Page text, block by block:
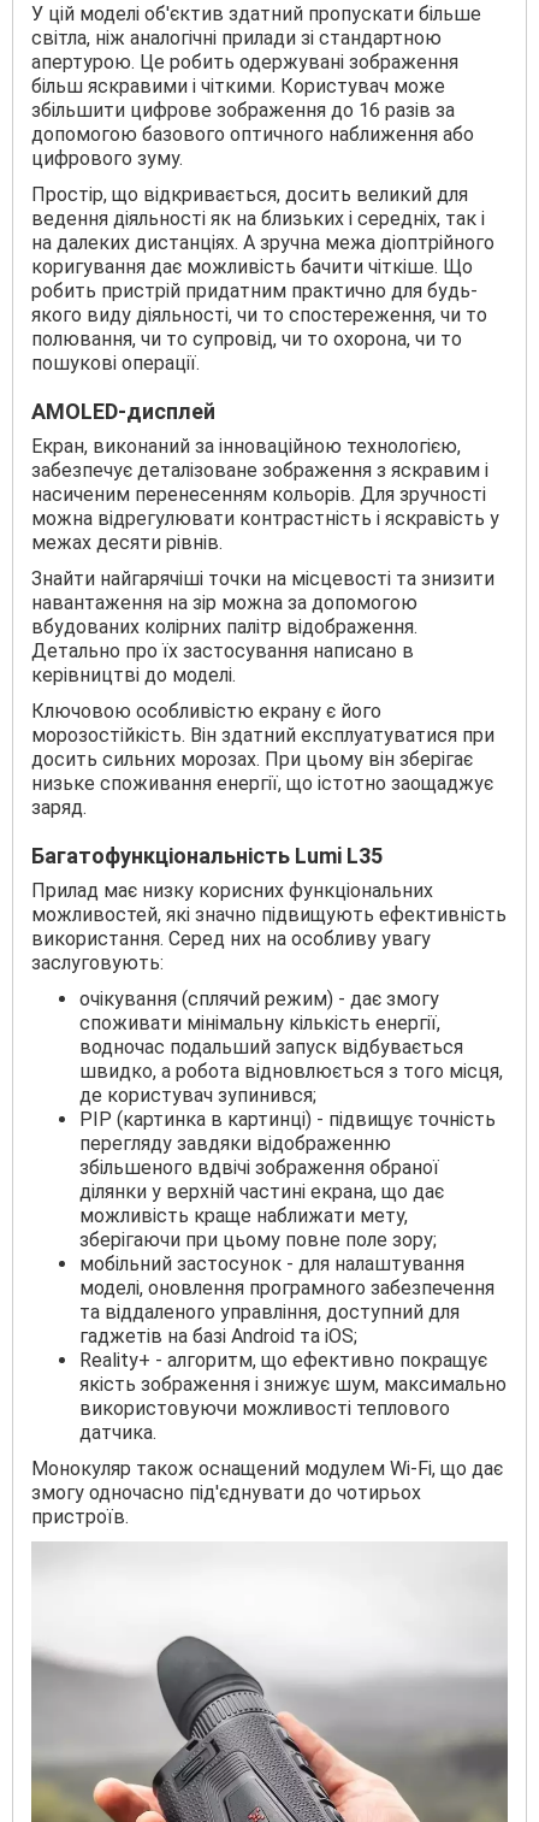
У цій моделі об'єктив здатний пропускати більше
світла, ніж аналогічні прилади зі стандартною
апертурою. Це робить одержувані зображення
більш яскравими і чіткими. Користувач може
збільшити цифрове зображення до 16 разів за
допомогою базового оптичного наближення або
цифрового зуму.
Простір, що відкривається, досить великий для
ведення діяльності як на близьких і середніх, так і
на далеких дистанціях. А зручна межа діоптрійного
коригування дає можливість бачити чіткіше. Що
робить пристрій придатним практично для будь-
якого виду діяльності, чи то спостереження, чи то
полювання, чи то супровід, чи то охорона, чи то
пошукові операції.
AMOLED-дисплей
Екран, виконаний за інноваційною технологією,
забезпечує деталізоване зображення з яскравим і
насиченим перенесенням кольорів. Для зручності
можна відрегулювати контрастність і яскравість у
межах десяти рівнів.
Знайти найгарячіші точки на місцевості та знизити
навантаження на зір можна за допомогою
вбудованих колірних палітр відображення.
Детально про їх застосування написано в
керівництві до моделі.
Ключовою особливістю екрану є його
морозостійкість. Він здатний експлуатуватися при
досить сильних морозах. При цьому він зберігає
низьке споживання енергії, що істотно заощаджує
заряд.
Багатофункціональність Lumi L35
Прилад має низку корисних функціональних
можливостей, які значно підвищують ефективність
використання. Серед них на особливу увагу
заслуговують:
очікування (сплячий режим) - дає змогу
споживати мінімальну кількість енергії,
водночас подальший запуск відбувається
швидко, а робота відновлюється з того місця,
де користувач зупинився;
PIP (картинка в картинці) - підвищує точність
перегляду завдяки відображенню
збільшеного вдвічі зображення обраної
ділянки у верхній частині екрана, що дає
можливість краще наближати мету,
зберігаючи при цьому повне поле зору;
мобільний застосунок - для налаштування
моделі, оновлення програмного забезпечення
та віддаленого управління, доступний для
гаджетів на базі Android та iOS;
Reality+ - алгоритм, що ефективно покращує
якість зображення і знижує шум, максимально
використовуючи можливості теплового
датчика.
Монокуляр також оснащений модулем Wi-Fi, що дає
змогу одночасно під'єднувати до чотирьох
пристроїв.